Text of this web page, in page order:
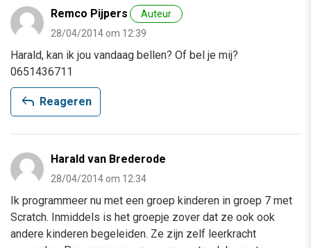
Remco Pijpers
Auteur
28/04/2014 om 12:39
Harald, kan ik jou vandaag bellen? Of bel je mij?
0651436711
reply Reageren
Harald van Brederode
28/04/2014 om 12:34
Ik programmeer nu met een groep kinderen in groep 7 met
Scratch. Inmiddels is het groepje zover dat ze ook ook
andere kinderen begeleiden. Ze zijn zelf leerkracht